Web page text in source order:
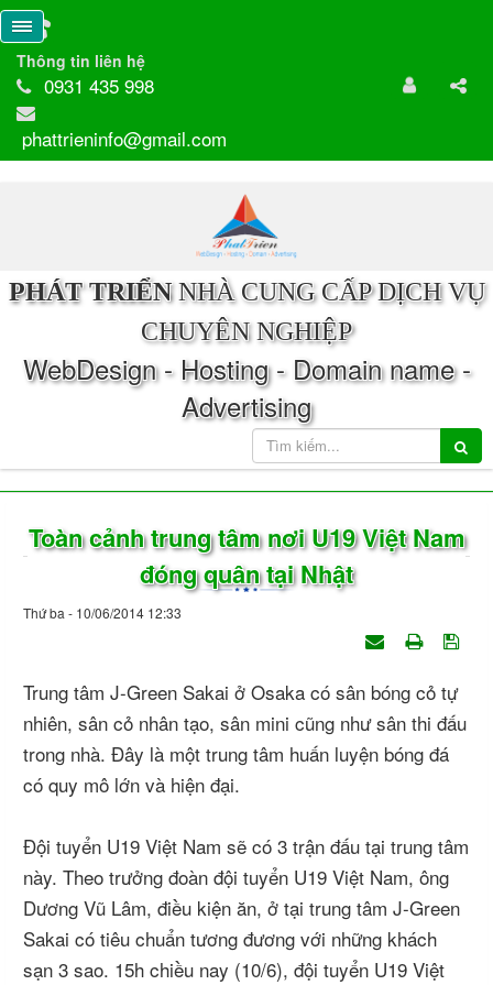
Thông tin liên hệ
0931 435 998
phattrieninfo@gmail.com
PHÁT TRIỂNNHÀ CUNG CẤP DỊCH VỤ
CHUYÊN NGHIỆP
WebDesign - Hosting - Domain name -
Advertising
Toàn cảnh trung tâm nơi U19 Việt Nam
đóng quân tại Nhật
Thứ ba - 10/06/2014 12:33
Trung tâm J-Green Sakai ở Osaka có sân bóng cỏ tự
nhiên, sân cỏ nhân tạo, sân mini cũng như sân thi đấu
trong nhà. Đây là một trung tâm huấn luyện bóng đá
có quy mô lớn và hiện đại.
Đội tuyển U19 Việt Nam sẽ có 3 trận đấu tại trung tâm
này. Theo trưởng đoàn đội tuyển U19 Việt Nam, ông
Dương Vũ Lâm, điều kiện ăn, ở tại trung tâm J-Green
Sakai có tiêu chuẩn tương đương với những khách
sạn 3 sao. 15h chiều nay (10/6), đội tuyển U19 Việt